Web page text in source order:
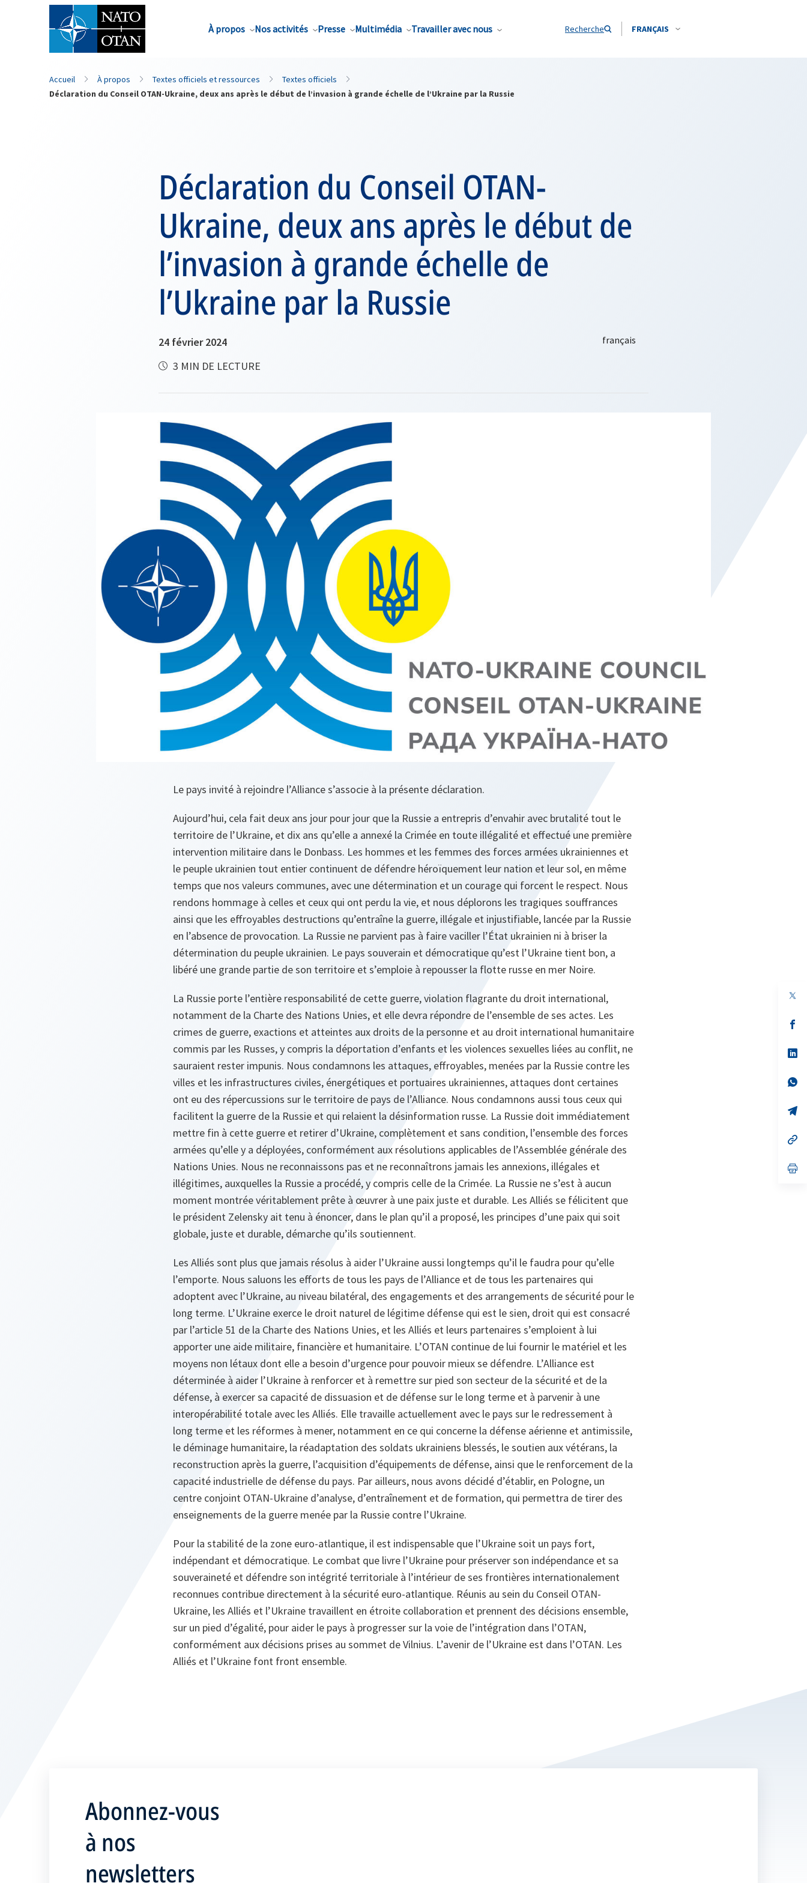
À propos Nos activités Presse Multimédia Travailler avec nous Recherche FRANÇAIS
Nom de famille*
Accueil À propos Textes officiels et ressources
Textes officiels
Déclaration du Conseil OTAN-Ukraine, deux ans après le début de l’invasion à grande échelle de l’Ukraine par la Russie
Déclaration du Conseil OTAN-
Ukraine, deux ans après le début de
l’invasion à grande échelle de
l’Ukraine par la Russie
24 février 2024
3 MIN DE LECTURE
Le pays invité à rejoindre l’Alliance s’associe à la présente déclaration.
Aujourd’hui, cela fait deux ans jour pour jour que la Russie a entrepris d’envahir avec brutalité tout le
territoire de l’Ukraine, et dix ans qu’elle a annexé la Crimée en toute illégalité et effectué une première
intervention militaire dans le Donbass. Les hommes et les femmes des forces armées ukrainiennes et
le peuple ukrainien tout entier continuent de défendre héroïquement leur nation et leur sol, en même
temps que nos valeurs communes, avec une détermination et un courage qui forcent le respect. Nous
rendons hommage à celles et ceux qui ont perdu la vie, et nous déplorons les tragiques souffrances
ainsi que les effroyables destructions qu’entraîne la guerre, illégale et injustifiable, lancée par la Russie
en l’absence de provocation. La Russie ne parvient pas à faire vaciller l’État ukrainien ni à briser la
détermination du peuple ukrainien. Le pays souverain et démocratique qu’est l’Ukraine tient bon, a
libéré une grande partie de son territoire et s’emploie à repousser la flotte russe en mer Noire.
La Russie porte l’entière responsabilité de cette guerre, violation flagrante du droit international,
notamment de la Charte des Nations Unies, et elle devra répondre de l’ensemble de ses actes. Les
crimes de guerre, exactions et atteintes aux droits de la personne et au droit international humanitaire
commis par les Russes, y compris la déportation d’enfants et les violences sexuelles liées au conflit, ne
sauraient rester impunis. Nous condamnons les attaques, effroyables, menées par la Russie contre les
villes et les infrastructures civiles, énergétiques et portuaires ukrainiennes, attaques dont certaines
ont eu des répercussions sur le territoire de pays de l’Alliance. Nous condamnons aussi tous ceux qui
facilitent la guerre de la Russie et qui relaient la désinformation russe. La Russie doit immédiatement
mettre fin à cette guerre et retirer d’Ukraine, complètement et sans condition, l’ensemble des forces
armées qu’elle y a déployées, conformément aux résolutions applicables de l’Assemblée générale des
Nations Unies. Nous ne reconnaissons pas et ne reconnaîtrons jamais les annexions, illégales et
illégitimes, auxquelles la Russie a procédé, y compris celle de la Crimée. La Russie ne s’est à aucun
moment montrée véritablement prête à œuvrer à une paix juste et durable. Les Alliés se félicitent que
le président Zelensky ait tenu à énoncer, dans le plan qu’il a proposé, les principes d’une paix qui soit
globale, juste et durable, démarche qu’ils soutiennent.
Les Alliés sont plus que jamais résolus à aider l’Ukraine aussi longtemps qu’il le faudra pour qu’elle
l’emporte. Nous saluons les efforts de tous les pays de l’Alliance et de tous les partenaires qui
adoptent avec l’Ukraine, au niveau bilatéral, des engagements et des arrangements de sécurité pour le
long terme. L’Ukraine exerce le droit naturel de légitime défense qui est le sien, droit qui est consacré
par l’article 51 de la Charte des Nations Unies, et les Alliés et leurs partenaires s’emploient à lui
apporter une aide militaire, financière et humanitaire. L’OTAN continue de lui fournir le matériel et les
moyens non létaux dont elle a besoin d’urgence pour pouvoir mieux se défendre. L’Alliance est
déterminée à aider l’Ukraine à renforcer et à remettre sur pied son secteur de la sécurité et de la
défense, à exercer sa capacité de dissuasion et de défense sur le long terme et à parvenir à une
interopérabilité totale avec les Alliés. Elle travaille actuellement avec le pays sur le redressement à
long terme et les réformes à mener, notamment en ce qui concerne la défense aérienne et antimissile,
le déminage humanitaire, la réadaptation des soldats ukrainiens blessés, le soutien aux vétérans, la
reconstruction après la guerre, l’acquisition d’équipements de défense, ainsi que le renforcement de la
capacité industrielle de défense du pays. Par ailleurs, nous avons décidé d’établir, en Pologne, un
centre conjoint OTAN-Ukraine d’analyse, d’entraînement et de formation, qui permettra de tirer des
enseignements de la guerre menée par la Russie contre l’Ukraine.
Pour la stabilité de la zone euro-atlantique, il est indispensable que l’Ukraine soit un pays fort,
indépendant et démocratique. Le combat que livre l’Ukraine pour préserver son indépendance et sa
souveraineté et défendre son intégrité territoriale à l’intérieur de ses frontières internationalement
reconnues contribue directement à la sécurité euro-atlantique. Réunis au sein du Conseil OTAN-
Ukraine, les Alliés et l’Ukraine travaillent en étroite collaboration et prennent des décisions ensemble,
sur un pied d’égalité, pour aider le pays à progresser sur la voie de l’intégration dans l’OTAN,
conformément aux décisions prises au sommet de Vilnius. L’avenir de l’Ukraine est dans l’OTAN. Les
Alliés et l’Ukraine font front ensemble.
Abonnez-vous
à nos
newsletters